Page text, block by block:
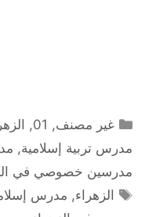
التصنيفات
غير مصنف,
01
,
مدرس تربية إسلامية,
مدرسين خصوصي في
الوسوم
الزهراء, مدرس